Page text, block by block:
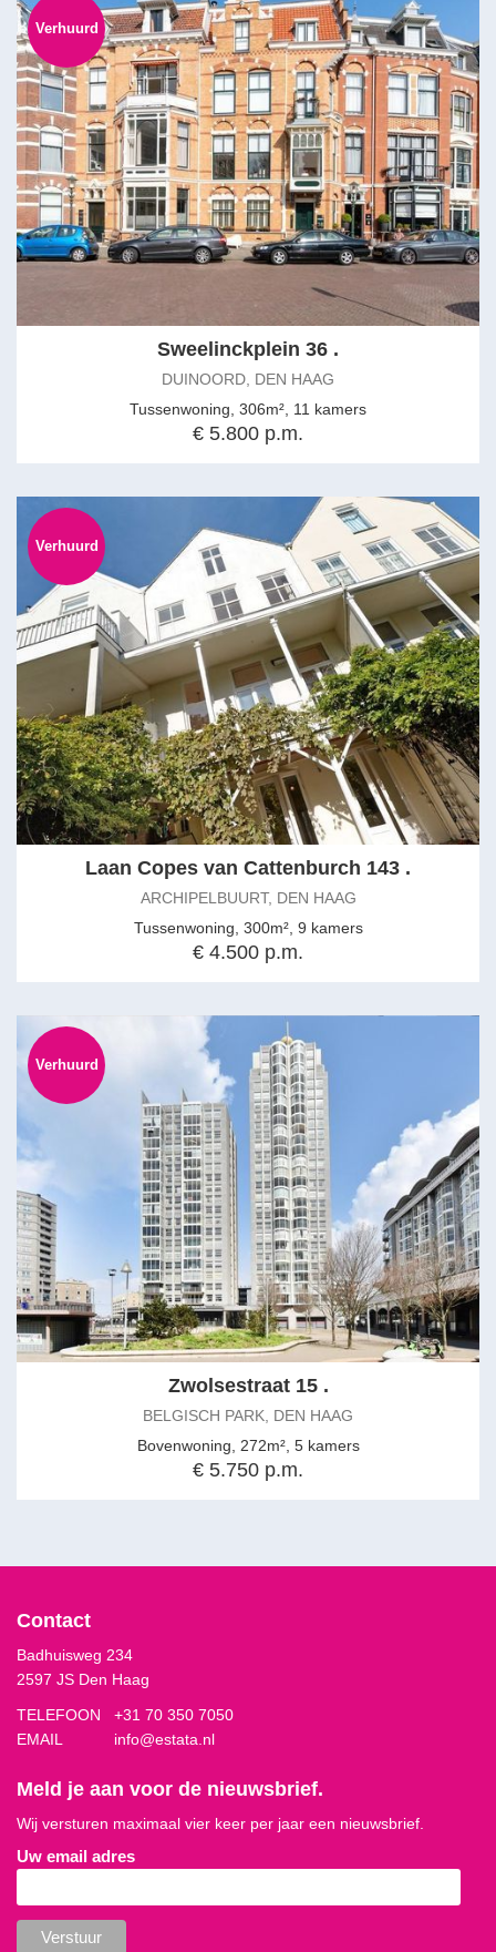
Verhuurd
Sweelinckplein 36 .
DUINOORD, DEN HAAG
Tussenwoning, 306m², 11 kamers
€ 5.800 p.m.
Verhuurd
Laan Copes van Cattenburch 143 .
ARCHIPELBUURT, DEN HAAG
Tussenwoning, 300m², 9 kamers
€ 4.500 p.m.
Verhuurd
Zwolsestraat 15 .
BELGISCH PARK, DEN HAAG
Bovenwoning, 272m², 5 kamers
€ 5.750 p.m.
Contact
Badhuisweg 234
2597 JS Den Haag
TELEFOON +31 70 350 7050
EMAIL
info@estata.nl
Meld je aan voor de nieuwsbrief.
Wij versturen maximaal vier keer per jaar een nieuwsbrief.
Uw email adres